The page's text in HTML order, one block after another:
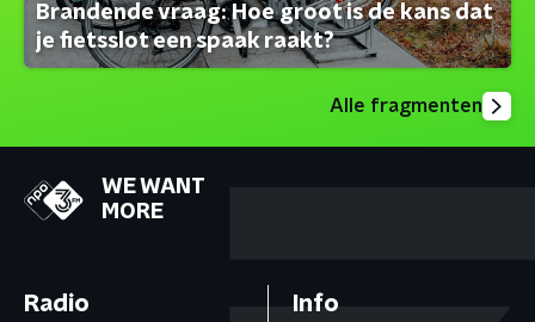
Brandende vraag: Hoe groot is de kans dat
je fietsslot een spaak raakt?
Alle fragmenten
WE WANT
MORE
Radio Info